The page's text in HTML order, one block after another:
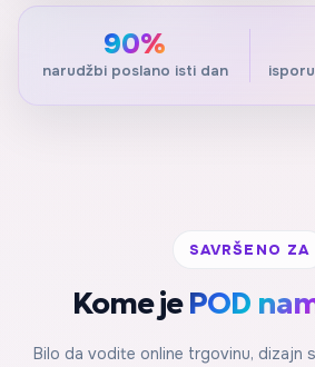
90%
narudžbi poslano isti dan
SAVRŠENO ZA
Kome jePOD
Bilo da vodite online trgovinu, dizajn